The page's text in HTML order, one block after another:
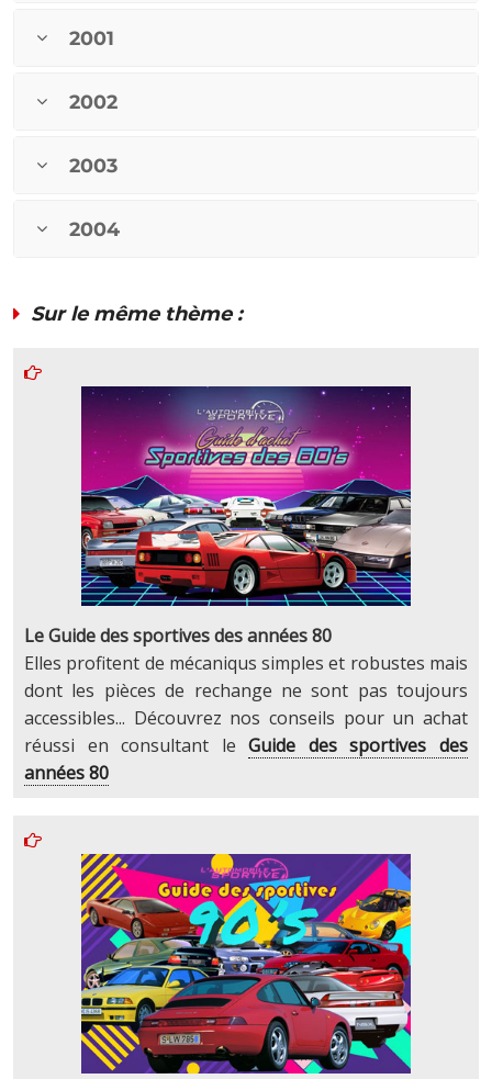
2001
2002
2003
2004
Sur le même thème :
Le Guide des sportives des années 80
Elles profitent de mécaniqus simples et robustes mais
dont les pièces de rechange ne sont pas toujours
accessibles... Découvrez nos conseils pour un achat
réussi en consultant leGuide des sportives des
années 80